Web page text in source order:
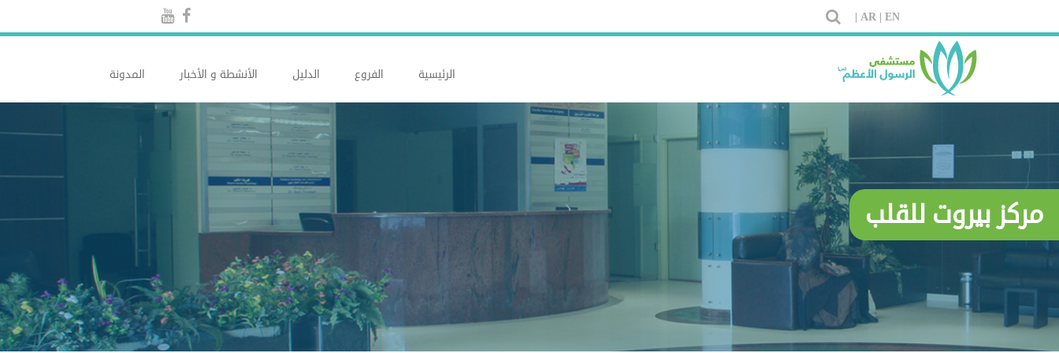
AR | EN |
الرئيسية الفروع الدليل الأنشطة و الأخبار المدونة
مركز بيروت للقلب